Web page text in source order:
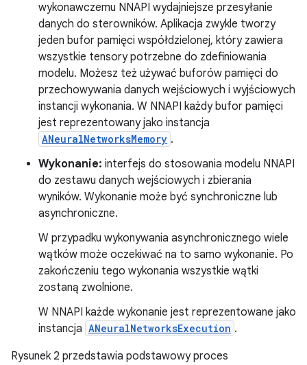
wykonawczemu NNAPI wydajniejsze przesyłanie
danych do sterowników. Aplikacja zwykle tworzy
jeden bufor pamięci współdzielonej, który zawiera
wszystkie tensory potrzebne do zdefiniowania
modelu. Możesz też używać buforów pamięci do
przechowywania danych wejściowych i wyjściowych
instancji wykonania. W NNAPI każdy bufor pamięci
jest reprezentowany jako instancja
ANeuralNetworksMemory .
Wykonanie: interfejs do stosowania modelu NNAPI
do zestawu danych wejściowych i zbierania
wyników. Wykonanie może być synchroniczne lub
asynchroniczne.
W przypadku wykonywania asynchronicznego wiele
wątków może oczekiwać na to samo wykonanie. Po
zakończeniu tego wykonania wszystkie wątki
zostaną zwolnione.
W NNAPI każde wykonanie jest reprezentowane jako
instancja ANeuralNetworksExecution .
Rysunek 2 przedstawia podstawowy proces